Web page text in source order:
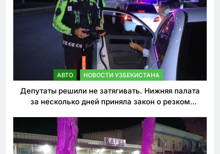
АВТО НОВОСТИ УЗБЕКИСТАНА
Депутаты решили не затягивать. Нижняя палата
за несколько дней приняла закон о резком